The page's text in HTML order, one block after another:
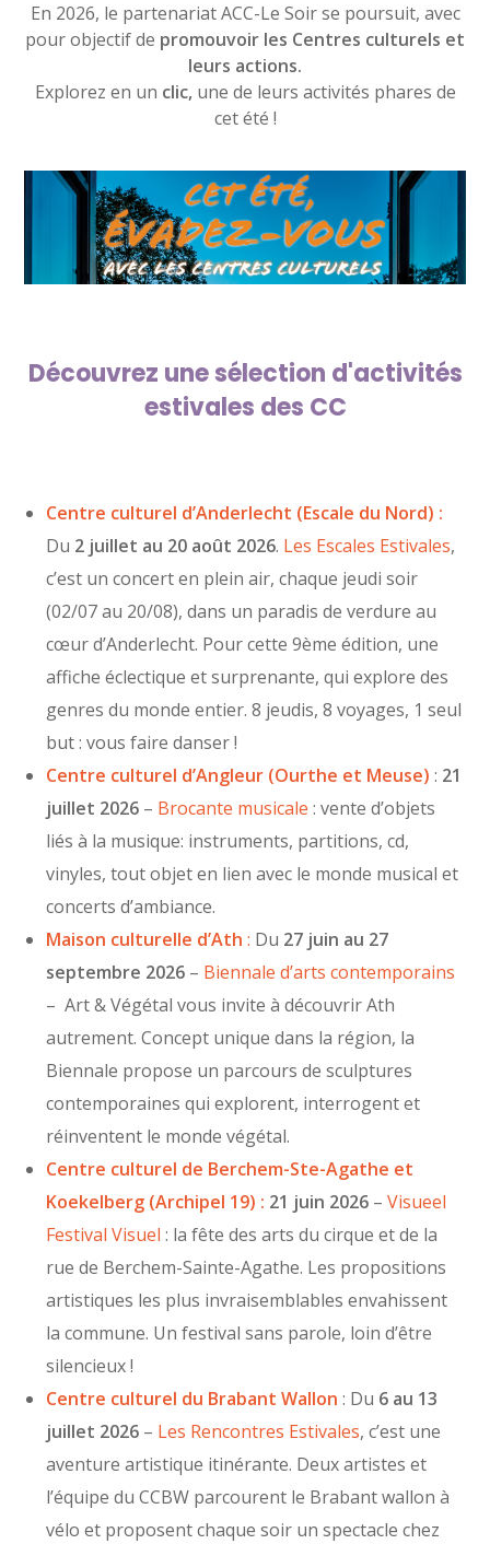
En 2026, le partenariat ACC-Le Soir se poursuit, avec
pour objectif de promouvoir les Centres culturels et
leurs actions.
Explorez en un clic,une de leurs activités phares de
cet été !
Découvrez une sélection d'activités
estivales des CC
Centre culturel d’Anderlecht (Escale du Nord) :
Du 2 juillet au 20 août 2026. Les Escales Estivales,
c’est un concert en plein air, chaque jeudi soir
(02/07 au 20/08), dans un paradis de verdure au
cœur d’Anderlecht. Pour cette 9ème édition, une
affiche éclectique et surprenante, qui explore des
genres du monde entier. 8 jeudis, 8 voyages, 1 seul
but : vous faire danser !
Centre culturel d’Angleur (Ourthe et Meuse) : 21
juillet 2026 – Brocante musicale : vente d’objets
liés à la musique: instruments, partitions, cd,
vinyles, tout objet en lien avec le monde musical et
concerts d’ambiance.
Maison culturelle d’Ath : Du 27 juin au 27
septembre 2026 – Biennale d’arts contemporains
– Art & Végétal vous invite à découvrir Ath
autrement. Concept unique dans la région, la
Biennale propose un parcours de sculptures
contemporaines qui explorent, interrogent et
réinventent le monde végétal.
Centre culturel de Berchem-Ste-Agathe et
Koekelberg (Archipel 19) : 21 juin 2026 –Visueel
Festival Visuel : la fête des arts du cirque et de la
rue de Berchem-Sainte-Agathe. Les propositions
artistiques les plus invraisemblables envahissent
la commune. Un festival sans parole, loin d’être
silencieux !
Centre culturel du Brabant Wallon : Du 6 au 13
juillet 2026 – Les Rencontres Estivales, c’est une
aventure artistique itinérante. Deux artistes et
l’équipe du CCBW parcourent le Brabant wallon à
vélo et proposent chaque soir un spectacle chez